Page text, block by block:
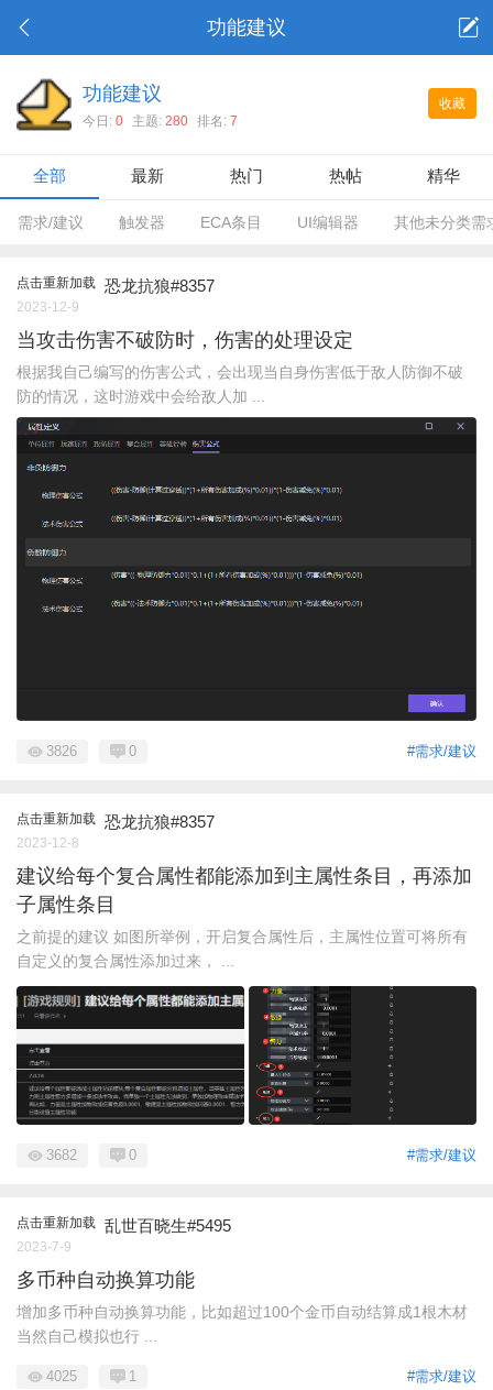
功能建议
收藏
功能建议
今日: 0 主题: 280 排名: 7
全部 最新 热门 热帖 精华
需求/建议 触发器 ECA条目 UI编辑器 其他未分类需
点击重新加载 恐龙抗狼#8357
2023-12-9
当攻击伤害不破防时，伤害的处理设定
根据我自己编写的伤害公式，会出现当自身伤害低于敌人防御不破
防的情况，这时游戏中会给敌人加 ...
#需求/建议
3826 0
点击重新加载 恐龙抗狼#8357
2023-12-8
建议给每个复合属性都能添加到主属性条目，再添加
子属性条目
之前提的建议 如图所举例，开启复合属性后，主属性位置可将所有
自定义的复合属性添加过来， ...
#需求/建议
3682 0
点击重新加载 乱世百晓生#5495
2023-7-9
多币种自动换算功能
增加多币种自动换算功能，比如超过100个金币自动结算成1根木材
当然自己模拟也行 ...
#需求/建议
4025 1